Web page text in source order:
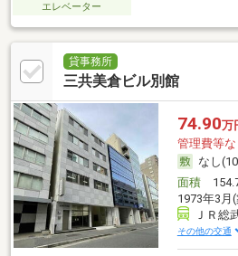
エレベーター
貸事務所
三共美倉ビル別館
74.90万
管理費等な
なし
面積
1973年3月
ＪＲ総
その他の交通